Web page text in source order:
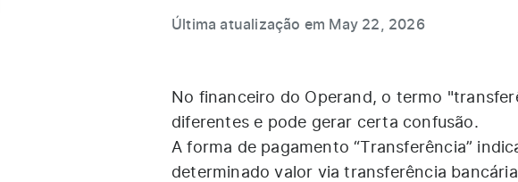
Última atualização em May 22, 2026
No financeiro do Operand, o termo
diferentes e pode gerar certa confusão.
A forma de pagamento “Transferência”
determinado valor via transferência